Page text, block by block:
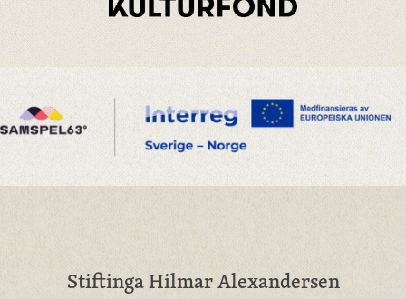
Stiftinga Hilmar Alexandersen